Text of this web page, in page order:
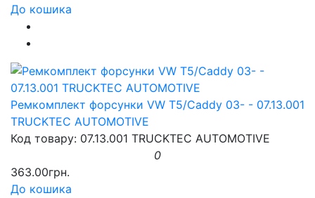
До кошика
Ремкомплект форсунки VW T5/Caddy 03- - 07.13.001
TRUCKTEC AUTOMOTIVE
Код товару: 07.13.001 TRUCKTEC AUTOMOTIVE
0
363.00грн.
До кошика